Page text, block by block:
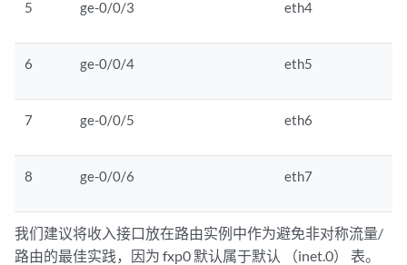
5 ge-0/0/3 eth4
6 ge-0/0/4 eth5
7 ge-0/0/5 eth6
8 ge-0/0/6 eth7
我们建议将收入接口放在路由实例中作为避免非对称流量/
路由的最佳实践，因为 fxp0 默认属于默认 （inet.0） 表。